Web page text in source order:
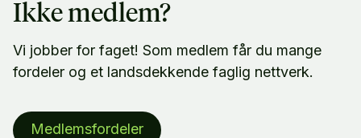
Ikke medlem?
Vi jobber for faget! Som medlem får du mange
fordeler og et landsdekkende faglig nettverk.
Medlemsfordeler